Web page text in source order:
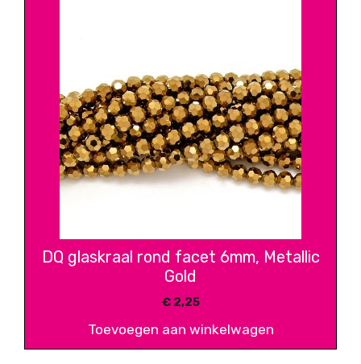
DQ glaskraal rond facet 6mm, Metallic
Gold
€2,25
Toevoegen aan winkelwagen